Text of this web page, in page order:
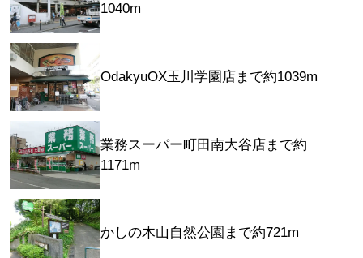
1040m
OdakyuOX玉川学園店まで約1039m
業務スーパー町田南大谷店まで約
1171m
かしの木山自然公園まで約721m